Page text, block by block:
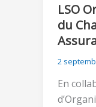
LSO
du
2
En